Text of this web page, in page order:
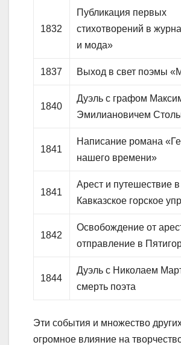
1832
Публикация первых
стихотворений в
и мода»
1837 Выход в свет поэмы
1840
Дуэль с графом
Эмилиановичем
1841
Написание романа
нашего времени»
1841
Арест и путешествие в
Кавказское горское
1842
Освобождение от
отправление в
1844
Дуэль с Николаем
смерть поэта
Эти события и множество
огромное влияние на